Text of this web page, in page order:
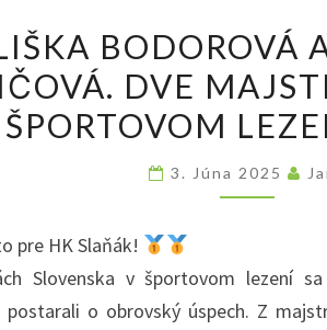
A
DVE
V
BODOROVÁ
DVE
3. Júna 2025
pre HK Slaňák!
Slovenska v športovom lezení
postarali o obrovský úspech. Z